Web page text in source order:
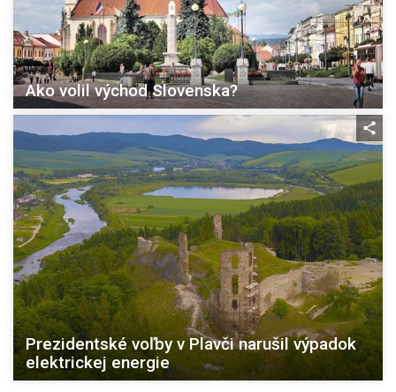
Ako volil východ Slovenska?
Prezidentské voľby v Plavči narušil výpadok
elektrickej energie